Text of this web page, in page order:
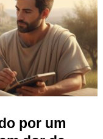
por um